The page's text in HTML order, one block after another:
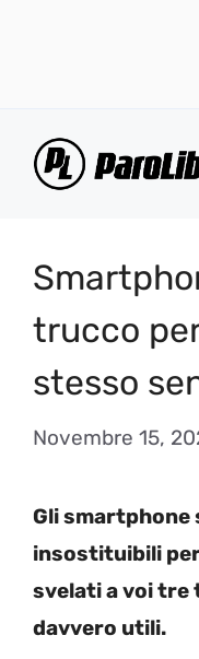
trucco
stesso
Novembre 15,
Gli
insostituibili
svelati a voi tre
davvero utili.